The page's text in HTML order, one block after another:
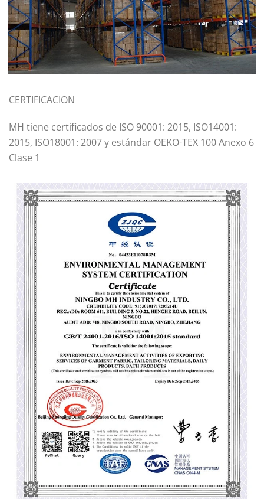
CERTIFICACION
MH tiene certificados de ISO 90001: 2015, ISO14001:
2015, ISO18001: 2007 y estándar OEKO-TEX 100 Anexo 6
Clase 1